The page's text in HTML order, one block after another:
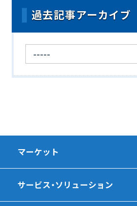
過去記事アーカイブ
マーケット
サービス・ソリューション